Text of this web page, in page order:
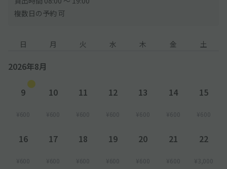
複数日の予約 可
日 月 火 水 木 金 土
2026年8月
9
¥600
10
¥600
11
¥600
12
¥600
13
¥600
14
¥600
15
¥600
16
¥600
17
¥600
18
¥600
19
¥600
20
¥600
21
¥600
22
¥3,000